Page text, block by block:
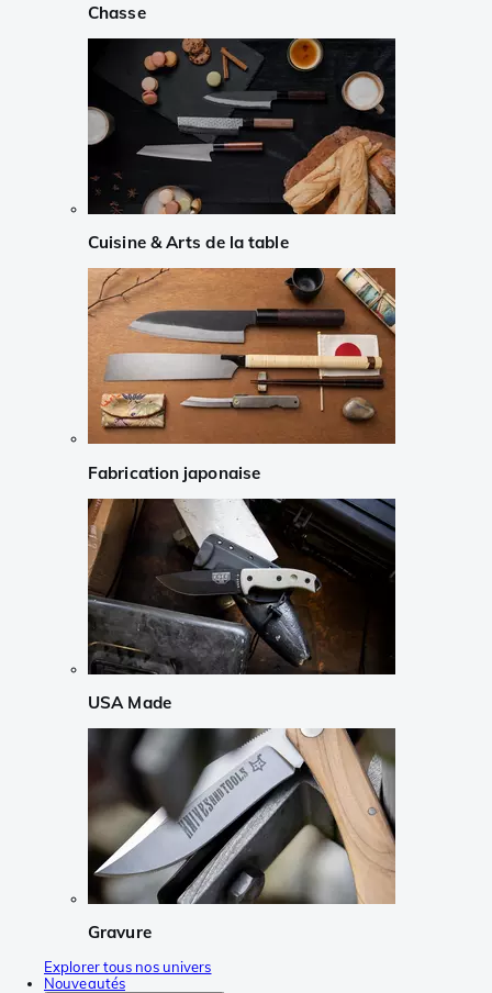
Chasse
Cuisine & Arts de la table
Fabrication japonaise
USA Made
Gravure
Explorer tous nos univers
Nouveautés